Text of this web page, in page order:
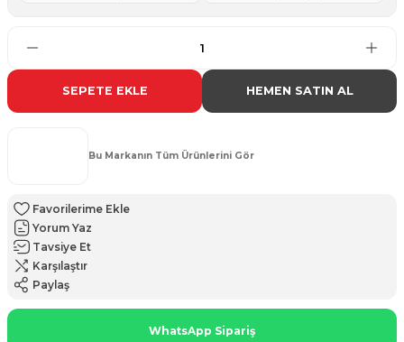
SEPETE EKLE HEMEN SATIN AL
Bu Markanın Tüm Ürünlerini Gör
Yorum Yaz
Tavsiye Et
Karşılaştır
Paylaş
WhatsApp Sipariş